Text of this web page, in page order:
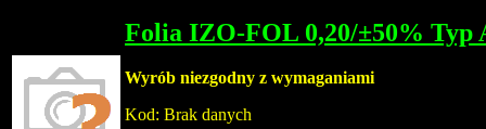
Folia IZO-FOL 0,20/±50% Typ
Wyrób niezgodny z wymaganiami
Kod: Brak danych